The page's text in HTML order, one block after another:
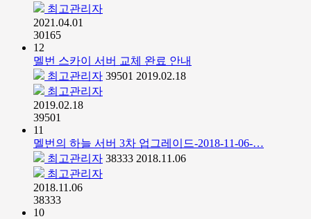
최고관리자
2021.04.01
30165
12
멜번 스카이 서버 교체 완료 안내
최고관리자 39501 2019.02.18
최고관리자
2019.02.18
39501
11
멜번의 하늘 서버 3차 업그레이드-2018-11-06-…
최고관리자 38333 2018.11.06
최고관리자
2018.11.06
38333
10